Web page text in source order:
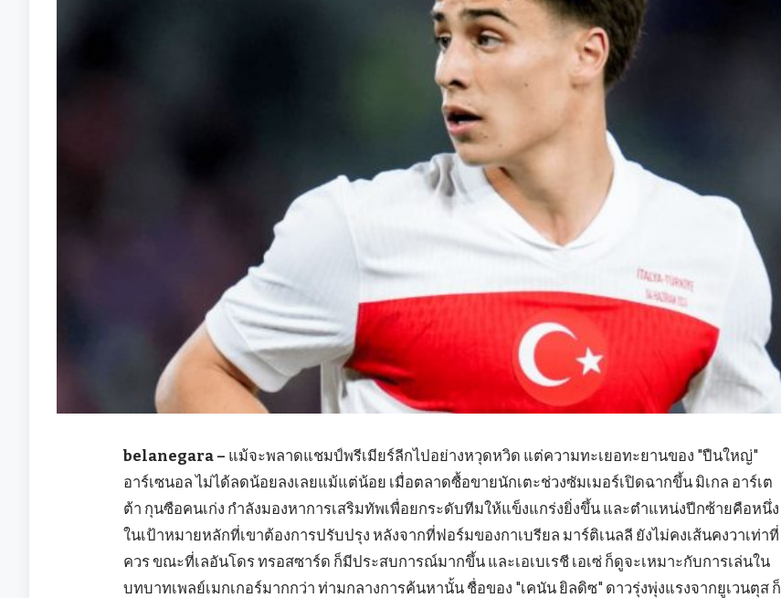
belanegara – แม้จะพลาดแชมป์พรีเมียร์ลีกไปอย่างหวุดหวิด แต่ความทะเยอทะยานของ "ปืนใหญ่"
อาร์เซนอล ไม่ได้ลดน้อยลงเลยแม้แต่น้อย เมื่อตลาดซื้อขายนักเตะช่วงซัมเมอร์เปิดฉากขึ้น มิเกล อาร์เต
ต้า กุนซือคนเก่ง กำลังมองหาการเสริมทัพเพื่อยกระดับทีมให้แข็งแกร่งยิ่งขึ้น และตำแหน่งปีกซ้ายคือหนึ่ง
ในเป้าหมายหลักที่เขาต้องการปรับปรุง หลังจากที่ฟอร์มของกาเบรียล มาร์ติเนลลี ยังไม่คงเส้นคงวาเท่าที่
ควร ขณะที่เลอันโดร ทรอสซาร์ด ก็มีประสบการณ์มากขึ้น และเอเบเรชี เอเซ่ ก็ดูจะเหมาะกับการเล่นใน
บทบาทเพลย์เมกเกอร์มากกว่า ท่ามกลางการค้นหานั้น ชื่อของ "เคนัน ยิลดิซ" ดาวรุ่งพุ่งแรงจากยูเวนตุส ก็